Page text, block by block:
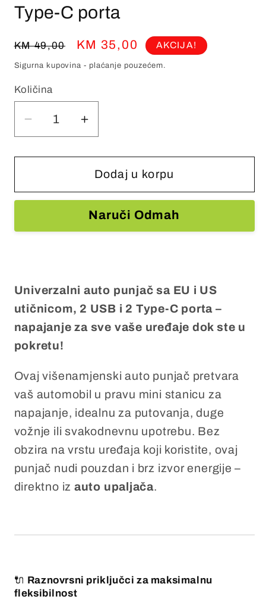
Type-C porta
Redovna
cijena
KM 49,00
Prodajna
cijena
KM 35,00 AKCIJA!
Sigurna kupovina - plaćanje pouzećem.
Količina
Smanjite
količinu
za
Univerzalni
auto
utičnicom,
2
USB
i
2
C
porta
Povećajte
količinu
za
Univerzalni
auto
punjač
sa
utičnicom,
2
i
C
porta
Dodaj u korpu
Naruči Odmah
Univerzalni auto punjač sa EU i US
utičnicom, 2 USB i 2 Type-C porta –
napajanje za sve vaše uređaje dok ste u
pokretu!
Ovaj višenamjenski auto punjač pretvara
vaš automobil u pravu mini stanicu za
napajanje, idealnu za putovanja, duge
vožnje ili svakodnevnu upotrebu. Bez
obzira na vrstu uređaja koji koristite, ovaj
punjač nudi pouzdan i brz izvor energije –
direktno iz auto upaljača.
🔌 Raznovrsni priključci za maksimalnu
fleksibilnost